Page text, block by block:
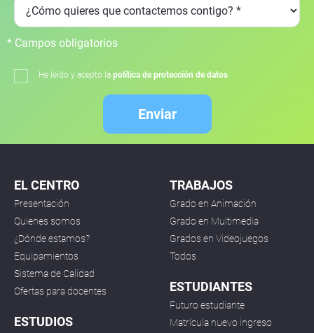
* Campos obligatorios
He leído y acepto la política de protección de datos
Enviar
EL CENTRO
Presentación
Quienes somos
¿Dónde estamos?
Equipamientos
Sistema de Calidad
Ofertas para docentes
ESTUDIOS
TRABAJOS
Grado en Animación
Grado en Multimedia
Grados en Videojuegos
Todos
ESTUDIANTES
Futuro estudiante
Matrícula nuevo ingreso